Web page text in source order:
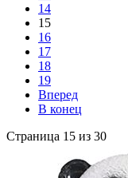
14
15
16
17
18
19
Вперед
В конец
Страница 15 из 30